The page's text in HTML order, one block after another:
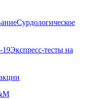
Сурдологическое
Экспресс-тесты на